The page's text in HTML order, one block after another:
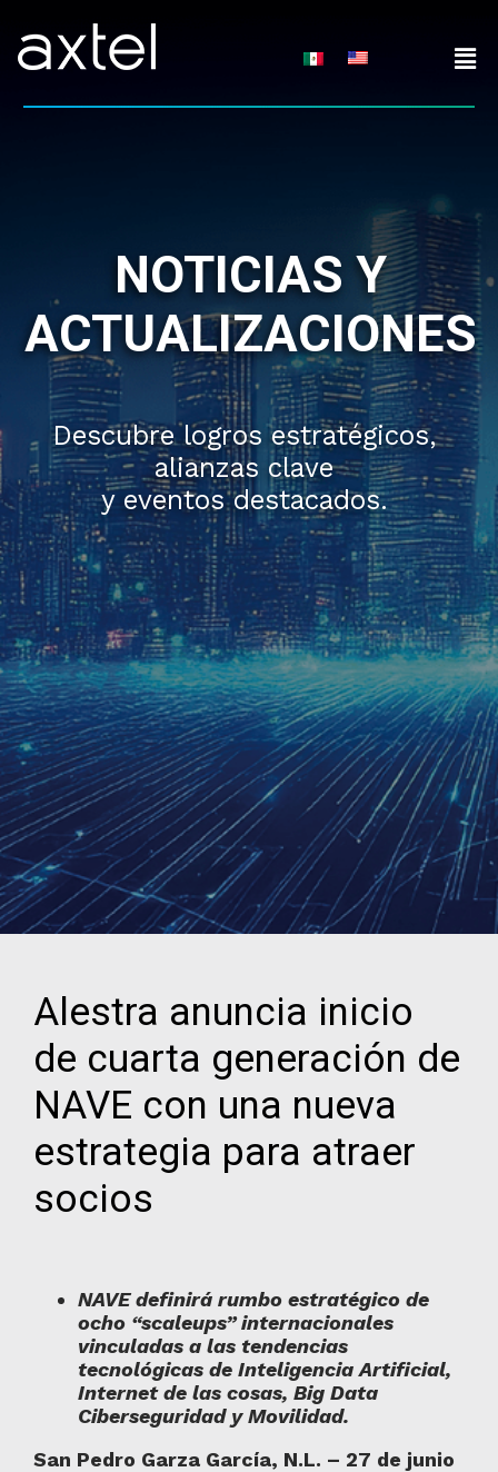
content
NOTICIAS Y
ACTUALIZACIONES
Descubre logros estratégicos,
alianzas clave
y eventos destacados.
Alestra anuncia inicio
de cuarta generación de
NAVE con una nueva
estrategia para atraer
socios
NAVE definirá rumbo estratégico de
ocho “scaleups” internacionales
vinculadas a las tendencias
tecnológicas de Inteligencia Artificial,
Internet de las cosas, Big Data
Ciberseguridad y Movilidad.
San Pedro Garza García, N.L. – 27 de junio